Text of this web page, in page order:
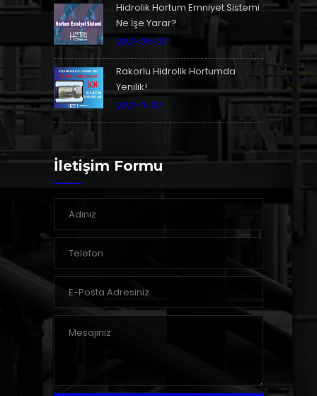
Hidrolik Hortum Emniyet Sistemi
Ne İşe Yarar?
2021-09-03
Rakorlu Hidrolik Hortumda
Yenilik!
2021-11-29
İletişim Formu